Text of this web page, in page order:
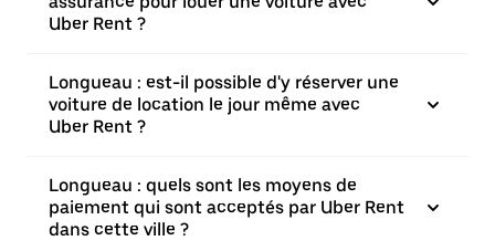
Uber Rent ?
Longueau : est-il possible d'y réserver une
voiture de location le jour même avec
Uber Rent ?
Longueau : quels sont les moyens de
paiement qui sont acceptés par Uber Rent
dans cette ville ?